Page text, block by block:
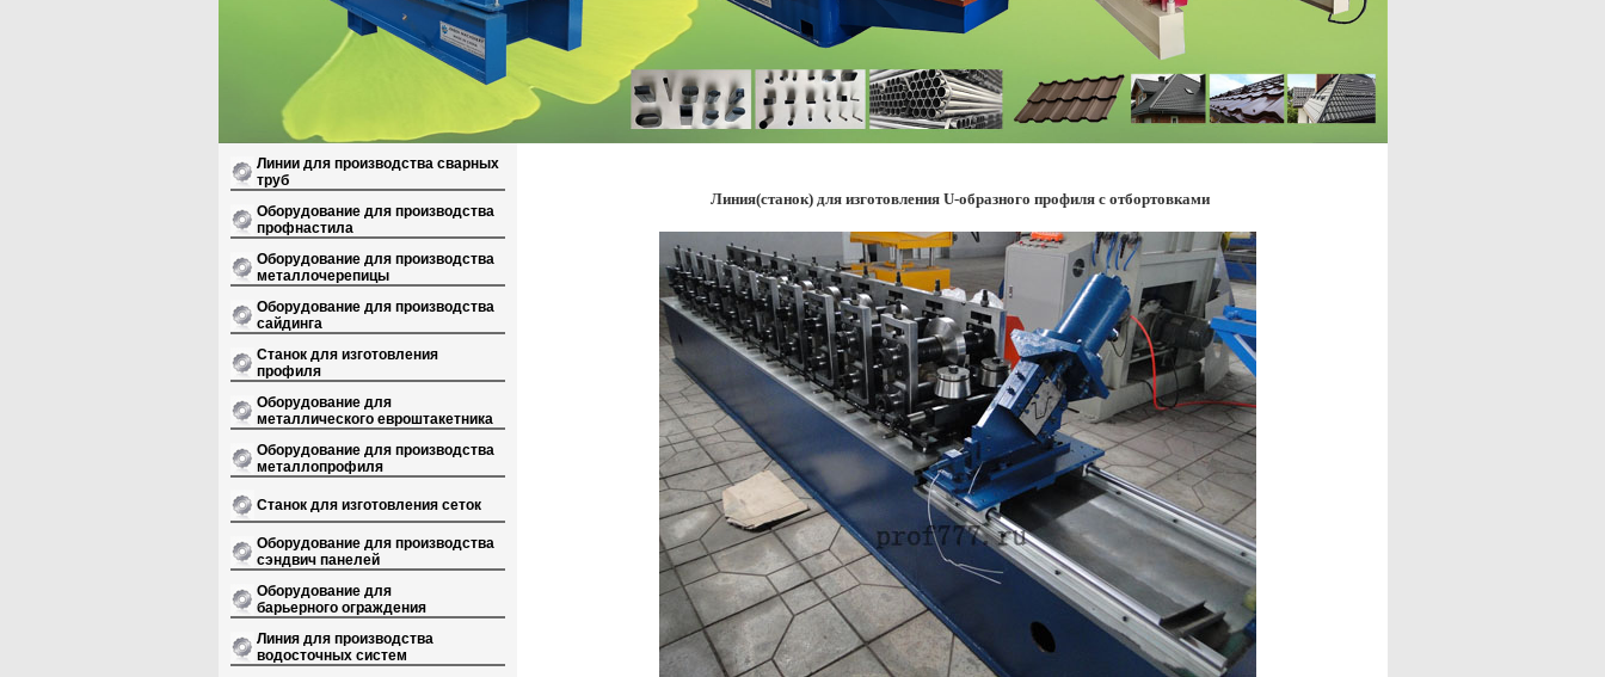
Линии для производства сварных
труб
Оборудование для производства
профнастила
Оборудование для производства
металлочерепицы
Оборудование для производства
сайдинга
Станок для изготовления
профиля
Оборудование для
металлического евроштакетника
Оборудование для производства
металлопрофиля
Станок для изготовления сеток
Оборудование для производства
сэндвич панелей
Оборудование для
барьерного ограждения
Линия для производства
водосточных систем
Линия(станок) для изготовления U-образного профиля с отбортовками